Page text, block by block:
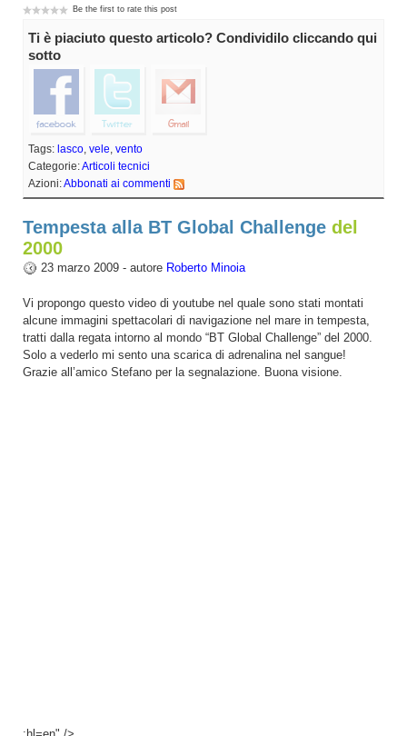
Be the first to rate this post
Ti è piaciuto questo articolo? Condividilo cliccando qui
sotto
Tags: lasco, vele, vento
Categorie:Articoli tecnici
Azioni:Abbonati ai commenti
Tempesta alla BT Global Challenge del
2000
23 marzo 2009 - autore Roberto Minoia
Vi propongo questo video di youtube nel quale sono stati montati
alcune immagini spettacolari di navigazione nel mare in tempesta,
tratti dalla regata intorno al mondo “BT Global Challenge” del 2000.
Solo a vederlo mi sento una scarica di adrenalina nel sangue!
Grazie all’amico Stefano per la segnalazione. Buona visione.